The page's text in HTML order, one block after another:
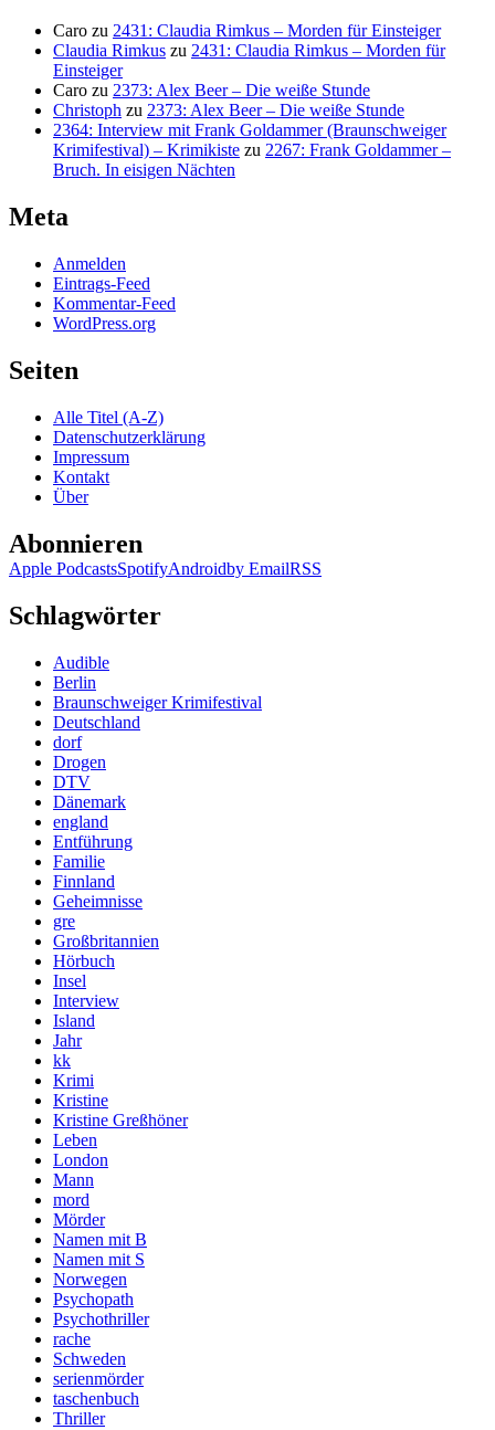
Caro zu 2431: Claudia Rimkus – Morden für Einsteiger
Claudia Rimkus zu 2431: Claudia Rimkus – Morden für
Einsteiger
Caro zu 2373: Alex Beer – Die weiße Stunde
Christoph zu 2373: Alex Beer – Die weiße Stunde
2364: Interview mit Frank Goldammer (Braunschweiger
Krimifestival) – Krimikiste zu 2267: Frank Goldammer –
Bruch. In eisigen Nächten
Meta
Anmelden
Eintrags-Feed
Kommentar-Feed
WordPress.org
Seiten
Alle Titel (A-Z)
Datenschutzerklärung
Impressum
Kontakt
Über
Abonnieren
Apple PodcastsSpotifyAndroidby EmailRSS
Schlagwörter
Audible
Berlin
Braunschweiger Krimifestival
Deutschland
dorf
Drogen
DTV
Dänemark
england
Entführung
Familie
Finnland
Geheimnisse
gre
Großbritannien
Hörbuch
Insel
Interview
Island
Jahr
kk
Krimi
Kristine
Kristine Greßhöner
Leben
London
Mann
mord
Mörder
Namen mit B
Namen mit S
Norwegen
Psychopath
Psychothriller
rache
Schweden
serienmörder
taschenbuch
Thriller